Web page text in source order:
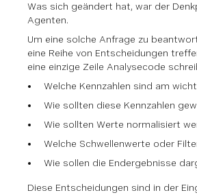
Was sich geändert hat, war der
Agenten.
Um eine solche Anfrage zu
eine Reihe von Entscheidungen
eine einzige Zeile Analysecode
Welche Kennzahlen sind am
Wie sollten diese Kennzahlen
Wie sollten Werte normalisiert
Welche Schwellenwerte oder
Wie sollen die Endergebnisse
Diese Entscheidungen sind in der